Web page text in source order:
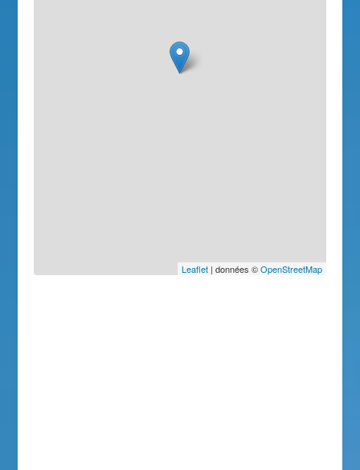
Leaflet| données ©OpenStreetMap